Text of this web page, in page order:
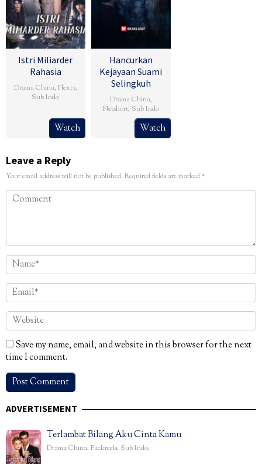
Istri Miliarder
Rahasia
Drama China, Flextv,
Sub Indo
Watch
Hancurkan
Kejayaan Suami
Selingkuh
Drama China,
Netshort, Sub Indo
Watch
Leave a Reply
Your email address will not be published. Required fields are marked*
Save my name, email, and website in this browser for the next
time I comment.
ADVERTISEMENT
Terlambat Bilang Aku Cinta Kamu
Drama China, Flickreels, Sub Indo,